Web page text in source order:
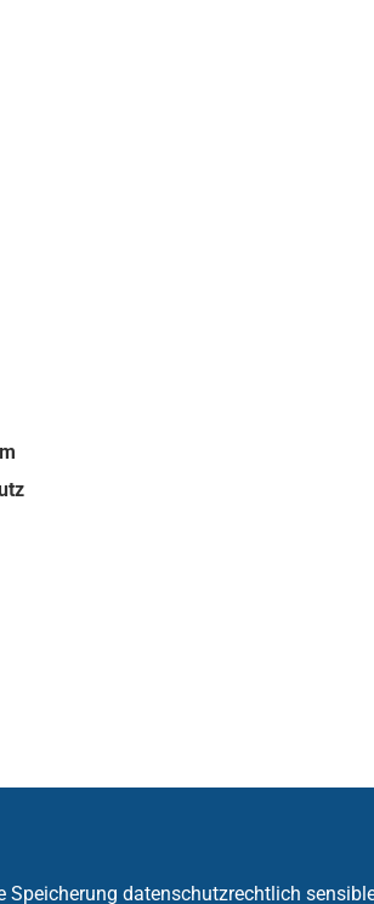
datenschutzrechtlich